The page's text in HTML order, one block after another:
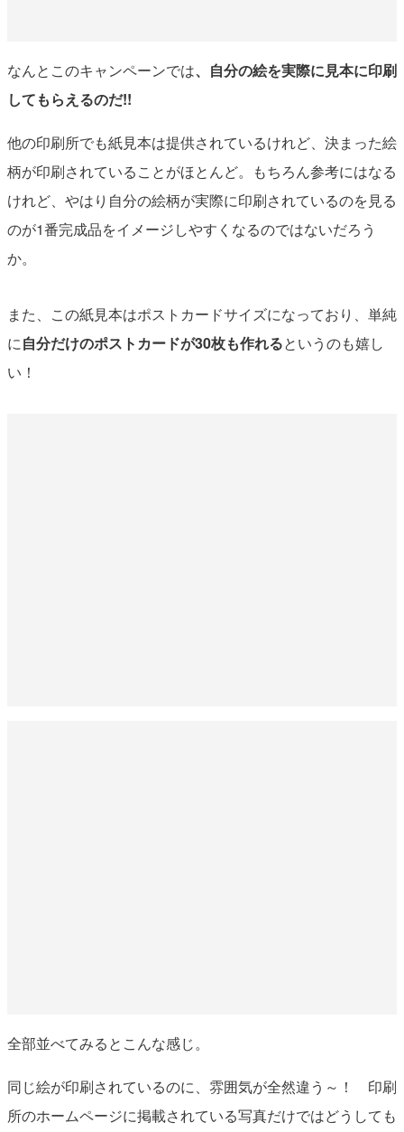
なんとこのキャンペーンでは、自分の絵を実際に見本に印刷
してもらえるのだ!!
他の印刷所でも紙見本は提供されているけれど、決まった絵
柄が印刷されていることがほとんど。もちろん参考にはなる
けれど、やはり自分の絵柄が実際に印刷されているのを見る
のが1番完成品をイメージしやすくなるのではないだろう
か。
また、この紙見本はポストカードサイズになっており、単純
に自分だけのポストカードが30枚も作れるというのも嬉し
い！
全部並べてみるとこんな感じ。
同じ絵が印刷されているのに、雰囲気が全然違う～！ 印刷
所のホームページに掲載されている写真だけではどうしても